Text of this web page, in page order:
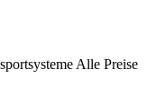
Alle Preise